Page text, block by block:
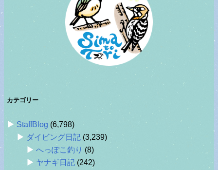
カテゴリー
StaffBlog (6,798)
ダイビング日記 (3,239)
へっぽこ釣り (8)
ヤナギ日記 (242)